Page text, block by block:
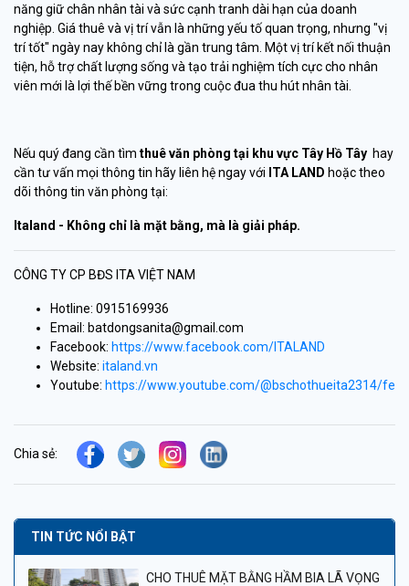
năng giữ chân nhân tài và sức cạnh tranh dài hạn của doanh
nghiệp. Giá thuê và vị trí vẫn là những yếu tố quan trọng, nhưng "vị
trí tốt" ngày nay không chỉ là gần trung tâm. Một vị trí kết nối thuận
tiện, hỗ trợ chất lượng sống và tạo trải nghiệm tích cực cho nhân
viên mới là lợi thế bền vững trong cuộc đua thu hút nhân tài.
Nếu quý đang cần tìm thuê văn phòng tại khu vực Tây Hồ Tây hay
cần tư vấn mọi thông tin hãy liên hệ ngay với ITA LAND hoặc theo
dõi thông tin văn phòng tại:
Italand - Không chỉ là mặt bằng, mà là giải pháp.
CÔNG TY CP BĐS ITA VIỆT NAM
Hotline: 0915169936
Email: batdongsanita@gmail.com
Facebook: https://www.facebook.com/ITALAND
Website: italand.vn
Youtube: https://www.youtube.com/@bschothueita2314/
Chia sẻ:
TIN TỨC NỔI BẬT
CHO THUÊ MẶT BẰNG HẦM BIA LÃ VỌNG